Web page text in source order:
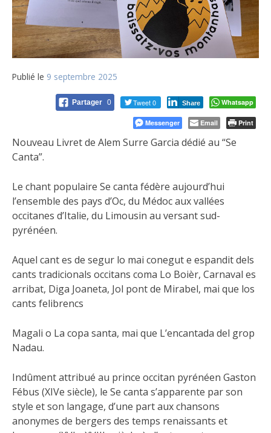
Publié le 9 septembre 2025
Partager 0 Tweet 0 Share Whatsapp
Messenger Email Print
Nouveau Livret de Alem Surre Garcia dédié au “Se
Canta”.
Le chant populaire Se canta fédère aujourd’hui
l’ensemble des pays d’Oc, du Médoc aux vallées
occitanes d’Italie, du Limousin au versant sud-
pyrénéen.
Aquel cant es de segur lo mai conegut e espandit dels
cants tradicionals occitans coma Lo Boièr, Carnaval es
arribat, Diga Joaneta, Jol pont de Mirabel, mai que los
cants felibrencs
Magali o La copa santa, mai que L’encantada del grop
Nadau.
Indûment attribué au prince occitan pyrénéen Gaston
Fébus (XIVe siècle), le Se canta s’apparente par son
style et son langage, d’une part aux chansons
anonymes de bergers des temps renaissants et